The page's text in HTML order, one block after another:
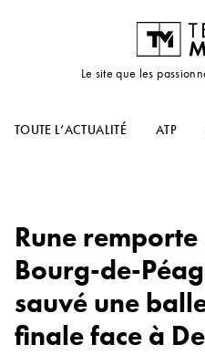
Le site que les
TOUTE L’ACTUALITÉ ATP
Rune
Bourg-de-
sauvé une
finale face à